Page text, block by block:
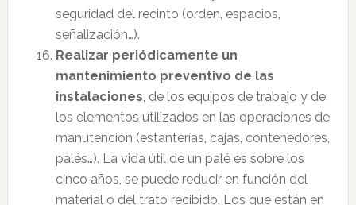
seguridad del recinto (orden, espacios,
señalización…).
Realizar periódicamente un
mantenimiento preventivo de las
instalaciones, de los equipos de trabajo y de
los elementos utilizados en las operaciones de
manutención (estanterías, cajas, contenedores,
palés…). La vida útil de un palé es sobre los
cinco años, se puede reducir en función del
material o del trato recibido. Los que están en